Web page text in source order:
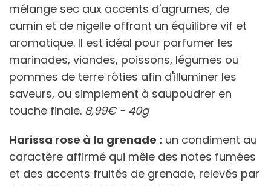
mélange sec aux accents d'agrumes, de
cumin et de nigelle offrant un équilibre vif et
aromatique. Il est idéal pour parfumer les
marinades, viandes, poissons, légumes ou
pommes de terre rôties afin d'illuminer les
saveurs, ou simplement à saupoudrer en
touche finale. 8,99€ - 40g
Harissa rose à la grenade : un condiment au
caractère affirmé qui mêle des notes fumées
et des accents fruités de grenade, relevés par